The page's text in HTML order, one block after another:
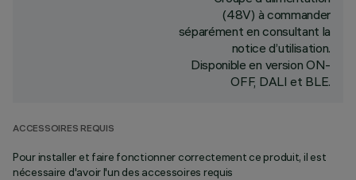
(48V) à commander
séparément en consultant la
notice d’utilisation.
Disponible en version ON-
OFF, DALI et BLE.
ACCESSOIRES REQUIS
Pour installer et faire fonctionner correctement ce produit, il est
nécessaire d'avoir l'un des accessoires requis